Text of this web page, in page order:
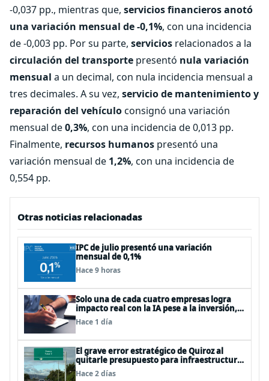
-0,037 pp., mientras que, servicios financieros anotó
una variación mensual de -0,1%, con una incidencia
de -0,003 pp. Por su parte, servicios relacionados a la
circulación del transporte presentó nula variación
mensual a un decimal, con nula incidencia mensual a
tres decimales. A su vez, servicio de mantenimiento y
reparación del vehículoconsignó una variación
mensual de0,3%, con una incidencia de 0,013 pp.
Finalmente, recursos humanos presentó una
variación mensual de 1,2%, con una incidencia de
0,554 pp.
Otras noticias relacionadas
IPC de julio presentó una variación
mensual de 0,1%
Hace 9 horas
Solo una de cada cuatro empresas logra
impacto real con la IA pese a la inversión,
según el Foro Económico Mundial
Hace 1 día
El grave error estratégico de Quiroz al
quitarle presupuesto para infraestructura
vial del Biobío
Hace 2 días